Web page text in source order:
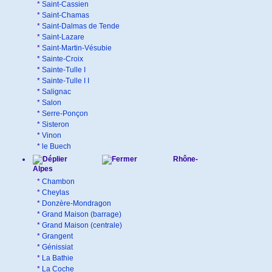
* Saint-Cassien
* Saint-Chamas
* Saint-Dalmas de Tende
* Saint-Lazare
* Saint-Martin-Vésubie
* Sainte-Croix
* Sainte-Tulle I
* Sainte-Tulle I I
* Salignac
* Salon
* Serre-Ponçon
* Sisteron
* Vinon
* le Buech
Rhône-
Alpes
* Chambon
* Cheylas
* Donzère-Mondragon
* Grand Maison (barrage)
* Grand Maison (centrale)
* Grangent
* Génissiat
* La Bathie
* La Coche